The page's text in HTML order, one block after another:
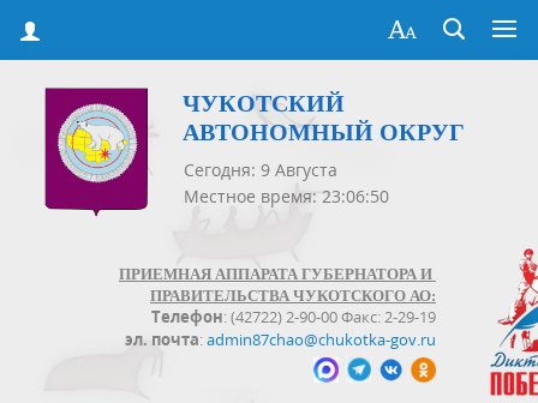
ЧУКОТСКИЙ
АВТОНОМНЫЙ ОКРУГ
Сегодня: 9 Августа
Местное время: 23:06:51
ПРИЕМНАЯ АППАРАТА ГУБЕРНАТОРА И
ПРАВИТЕЛЬСТВА ЧУКОТСКОГО АО:
Телефон: (42722) 2-90-00 Факс: 2-29-19
эл. почта:admin87chao@chukotka-gov.ru